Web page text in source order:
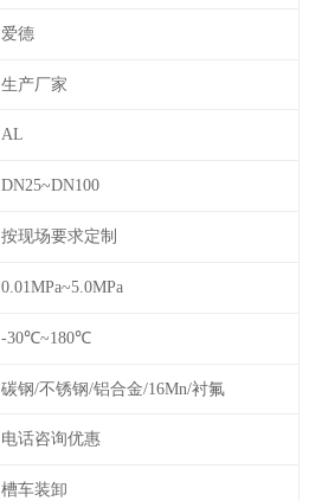
爱德
生产厂家
AL
DN25~DN100
按现场要求定制
0.01MPa~5.0MPa
-30℃~180℃
碳钢/不锈钢/铝合金/16Mn/衬氟
电话咨询优惠
槽车装卸